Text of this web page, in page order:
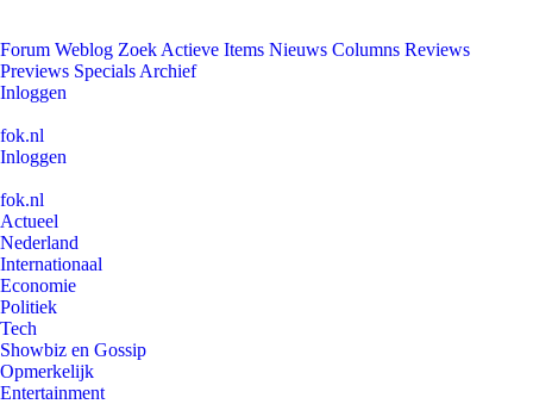
Forum Weblog Zoek Actieve Items Nieuws Columns Reviews
Previews Specials Archief
Inloggen
fok.nl
Inloggen
fok.nl
Actueel
Nederland
Internationaal
Economie
Politiek
Tech
Showbiz en Gossip
Opmerkelijk
Entertainment